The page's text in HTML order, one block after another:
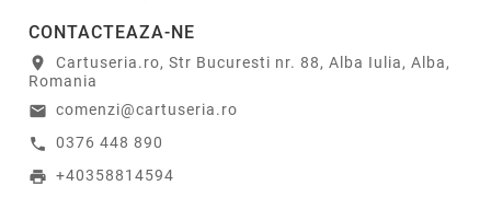
CONTACTEAZA-NE
location_on
Cartuseria.ro, Str Bucuresti nr. 88, Alba Iulia, Alba,
Romania
email comenzi@cartuseria.ro
call 0376 448 890
print +40358814594